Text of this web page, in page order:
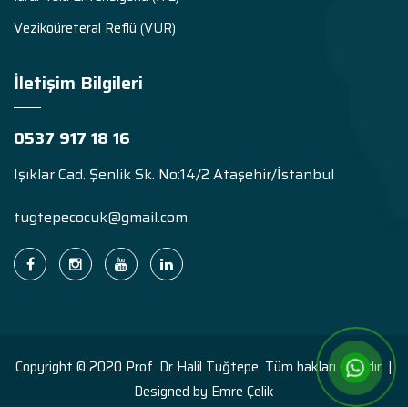
Vezikoüreteral Reflü (VUR)
İletişim Bilgileri
0537 917 18 16
Işıklar Cad. Şenlik Sk. No:14/2 Ataşehir/İstanbul
tugtepecocuk@gmail.com
Copyright © 2020 Prof. Dr Halil Tuğtepe. Tüm hakları saklıdır. |
Designed by Emre Çelik